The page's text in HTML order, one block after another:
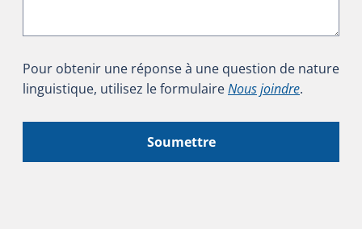
Pour obtenir une réponse à une question de nature
linguistique, utilisez le formulaireNous joindre.
Soumettre